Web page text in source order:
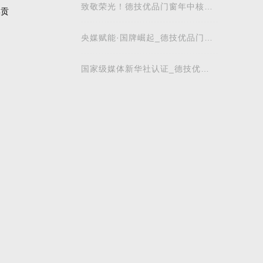
致敬荣光！德技优品门窗年中核心
央媒赋能·国牌崛起_德技优品门窗
家授牌
国家级媒体新华社认证_德技优品